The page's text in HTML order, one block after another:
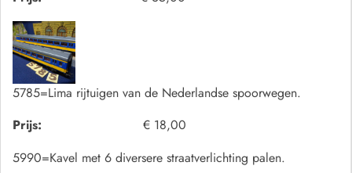
5785=Lima rijtuigen van de Nederlandse spoorwegen.
Prijs:
€ 18,00
5990=Kavel met 6 diversere straatverlichting palen.